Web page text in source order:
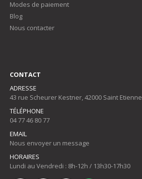
Modes de paiement
Blog
Nous contacter
CONTACT
ADRESSE
43 rue Scheurer Kestner, 42000 Saint Etienne
TÉLÉPHONE
04 77 46 80 77
EMAIL
Nous envoyer un message
HORAIRES
Lundi au Vendredi : 8h-12h / 13h30-17h30